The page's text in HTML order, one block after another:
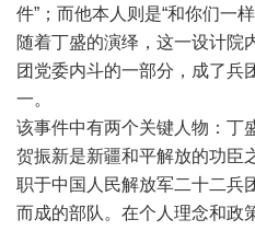
件”；而他本人则是“和你们一
随着丁盛的演绎，这一设计院
团党委内斗的一部分，成了兵
一。
该事件中有两个关键人物：丁
贺振新是新疆和平解放的功臣
职于中国人民解放军二十二兵
而成的部队。在个人理念和政